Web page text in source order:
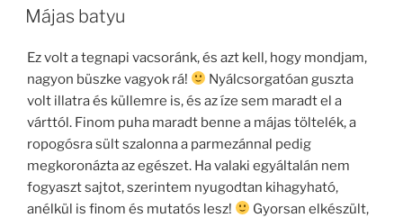
Májas batyu
Ez volt a tegnapi vacsoránk, és azt kell, hogy mondjam,
nagyon büszke vagyok rá!
Nyálcsorgatóan guszta
volt illatra és küllemre is, és az íze sem maradt el a
várttól. Finom puha maradt benne a májas töltelék, a
ropogósra sült szalonna a parmezánnal pedig
megkoronázta az egészet. Ha valaki egyáltalán nem
fogyaszt sajtot, szerintem nyugodtan kihagyható,
anélkül is finom és mutatós lesz!
Gyorsan elkészült,